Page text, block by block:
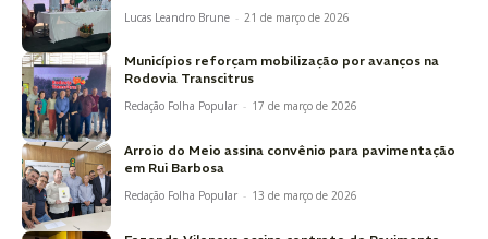
Lucas Leandro Brune - 21 de março de 2026
Municípios reforçam mobilização por avanços na
Rodovia Transcitrus
Redação Folha Popular - 17 de março de 2026
Arroio do Meio assina convênio para pavimentação
em Rui Barbosa
Redação Folha Popular - 13 de março de 2026